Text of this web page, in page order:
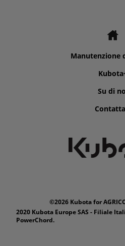
Manutenzione
Su di
©2026 Kubota for
2020 Kubota Europe SAS - Filiale
PowerChord.